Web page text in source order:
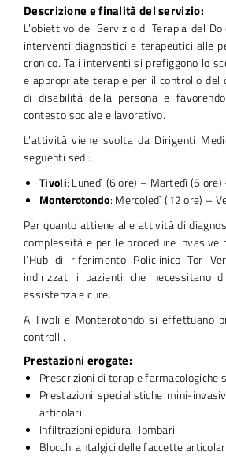
Descrizione e finalità del servizio:
L’obiettivo del Servizio di Terapia del
interventi diagnostici e terapeutici alle
cronico. Tali interventi si prefiggono lo
e appropriate terapie per il controllo del
di disabilità della persona e
contesto sociale e lavorativo.
L’attività viene svolta da Dirigenti
seguenti sedi:
Tivoli: Lunedì (6 ore) – Martedì (6 ore)
Monterotondo: Mercoledì (12 ore) –
Per quanto attiene alle attività di
complessità e per le procedure invasive
l’Hub di riferimento Policlinico Tor
indirizzati i pazienti che necessitano
assistenza e cure.
A Tivoli e Monterotondo si effettuano
controlli.
Prestazioni erogate:
Prescrizioni di terapie farmacologiche
Prestazioni specialistiche mini-
articolari
Infiltrazioni epidurali lombari
Blocchi antalgici delle faccette